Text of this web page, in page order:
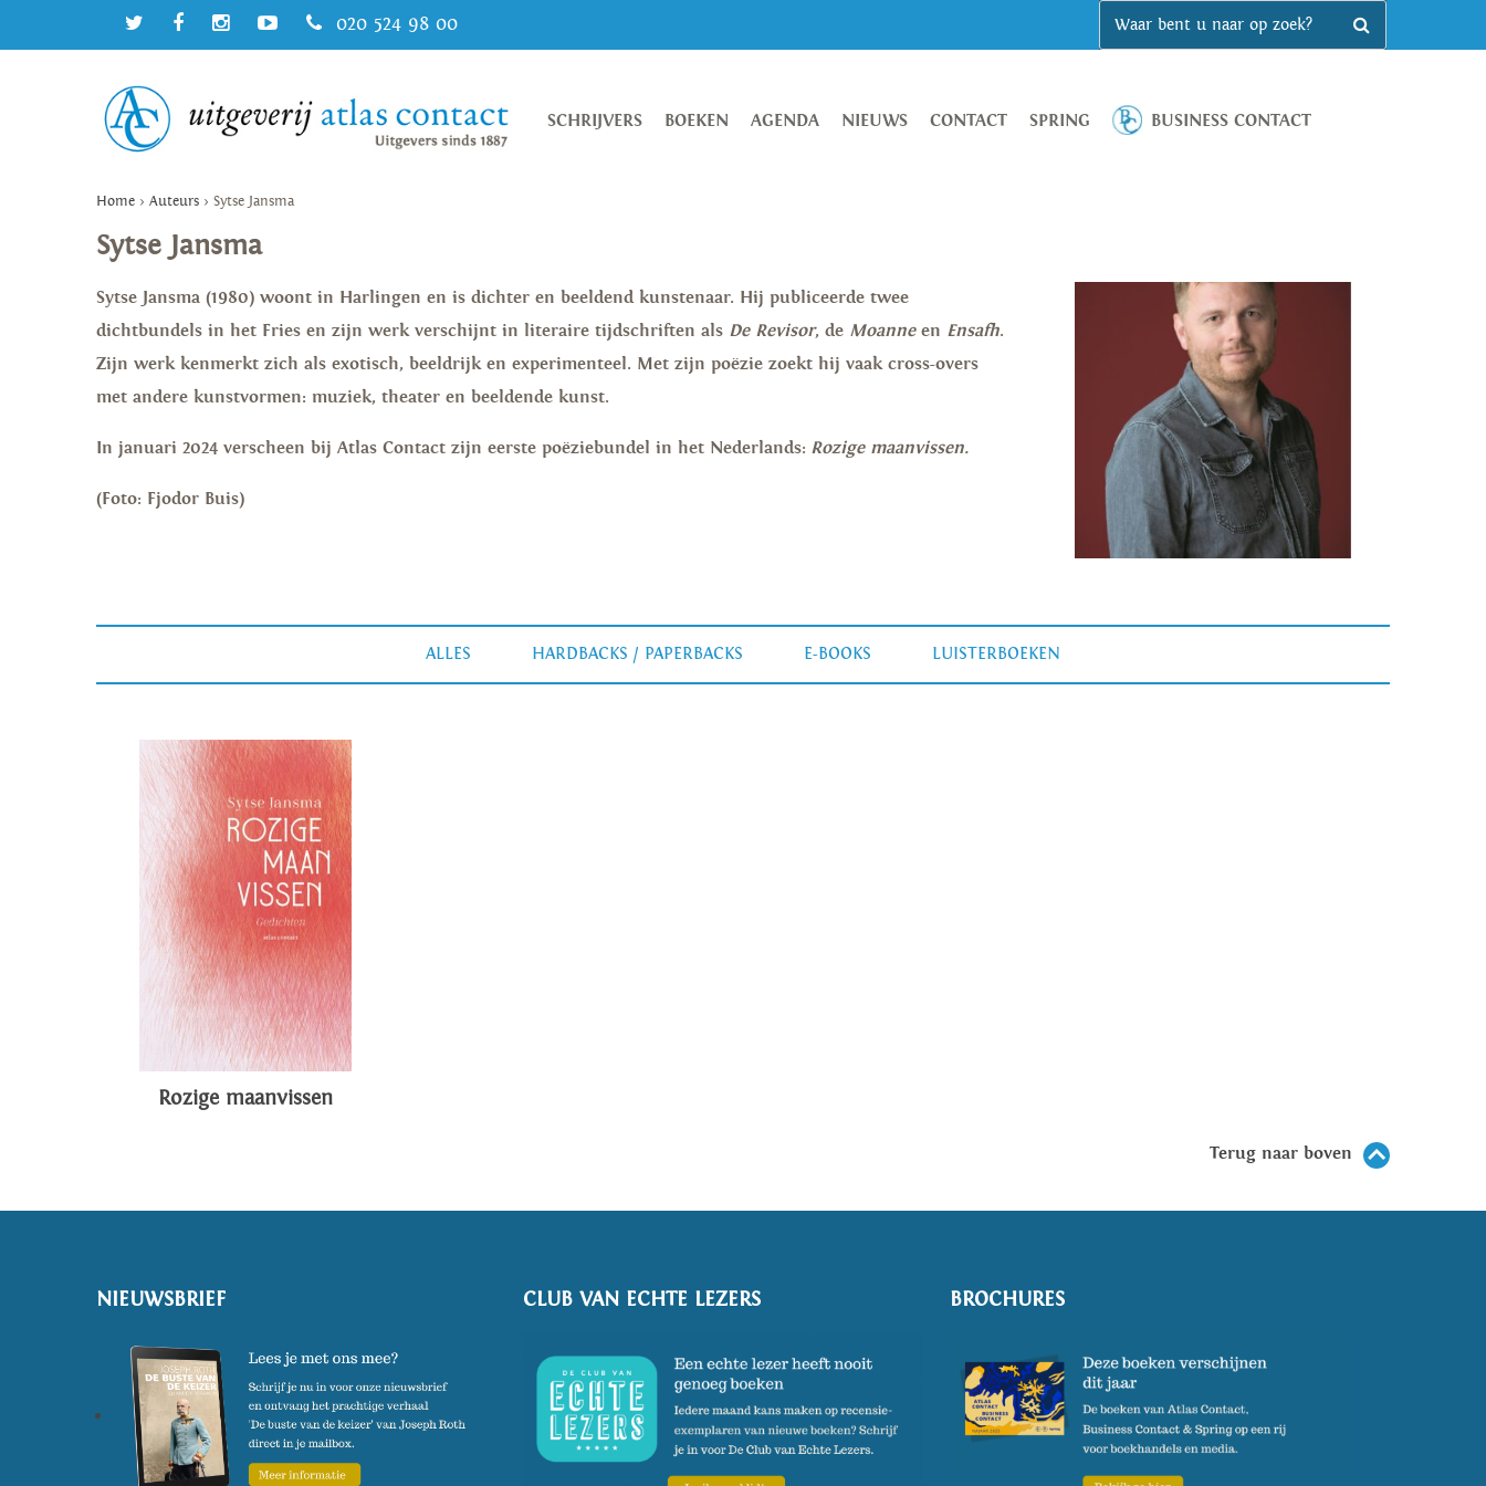
020 524 98 00
SCHRIJVERS BOEKEN AGENDA NIEUWS CONTACT SPRING BUSINESS CONTACT
Home > Auteurs > Sytse Jansma
Sytse Jansma
Sytse Jansma (1980) woont in Harlingen en is dichter en beeldend kunstenaar. Hij publiceerde twee
dichtbundels in het Fries en zijn werk verschijnt in literaire tijdschriften als De Revisor, de Moanne en Ensafh.
Zijn werk kenmerkt zich als exotisch, beeldrijk en experimenteel. Met zijn poëzie zoekt hij vaak cross-overs
met andere kunstvormen: muziek, theater en beeldende kunst.
In januari 2024 verscheen bij Atlas Contact zijn eerste poëziebundel in het Nederlands: Rozige maanvissen.
(Foto: Fjodor Buis)
ALLES HARDBACKS / PAPERBACKS E-BOOKS LUISTERBOEKEN
Rozige maanvissen
Terug naar boven
NIEUWSBRIEF CLUB VAN ECHTE LEZERS BROCHURES